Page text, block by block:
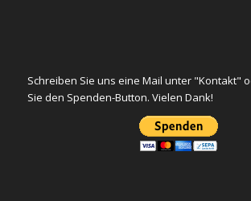
Schreiben Sie uns eine Mail unter "Kontakt"
Sie den Spenden-Button. Vielen Dank!